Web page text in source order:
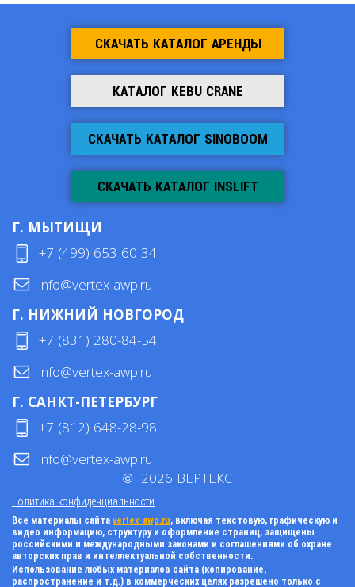
СКАЧАТЬ КАТАЛОГ АРЕНДЫ
КАТАЛОГ KEBU CRANE
СКАЧАТЬ КАТАЛОГ SINOBOOM
СКАЧАТЬ КАТАЛОГ INSLIFT
Г. МЫТИЩИ
+7 (499) 653 60 34
info@vertex-awp.ru
Г. НИЖНИЙ НОВГОРОД
+7 (831) 280-84-54
info@vertex-awp.ru
Г. САНКТ-ПЕТЕРБУРГ
+7 (812) 648-28-98
info@vertex-awp.ru
Политика конфиденциальности
© 2026 ВЕРТЕКС
Все материалы сайта vertex-awp.ru, включая текстовую, графическую и
видео информацию, структуру и оформление страниц, защищены
российскими и международными законами и соглашениями об охране
авторских прав и интеллектуальной собственности.
Использование любых материалов сайта (копирование,
распространение и т.д.) в коммерческих целях разрешено только с